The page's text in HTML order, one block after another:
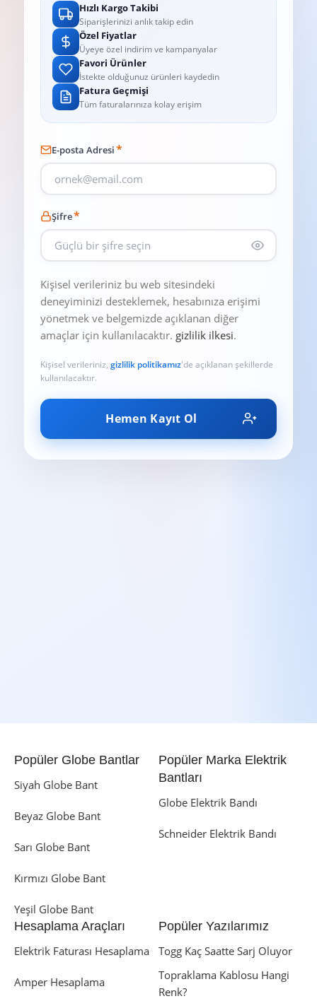
Hızlı Kargo Takibi
Siparişlerinizi anlık takip edin
Özel Fiyatlar
Üyeye özel indirim ve kampanyalar
Favori Ürünler
İstekte olduğunuz ürünleri kaydedin
Fatura Geçmişi
Tüm faturalarınıza kolay erişim
E-posta Adresi*
Şifre*
Kişisel verileriniz bu web sitesindeki
deneyiminizi desteklemek, hesabınıza erişimi
yönetmek ve belgemizde açıklanan diğer
amaçlar için kullanılacaktır. gizlilik ilkesi.
Kişisel verileriniz, gizlilik politikamız'de açıklanan şekillerde
kullanılacaktır.
Hemen Kayıt Ol
Popüler Globe Bantlar
Siyah Globe Bant
Beyaz Globe Bant
Sarı Globe Bant
Kırmızı Globe Bant
Yeşil Globe Bant
Popüler Marka Elektrik
Bantları
Globe Elektrik Bandı
Schneider Elektrik Bandı
Hesaplama Araçları
Elektrik Faturası Hesaplama
Amper Hesaplama
Popüler Yazılarımız
Togg Kaç Saatte Sarj Oluyor
Topraklama Kablosu Hangi
Renk?